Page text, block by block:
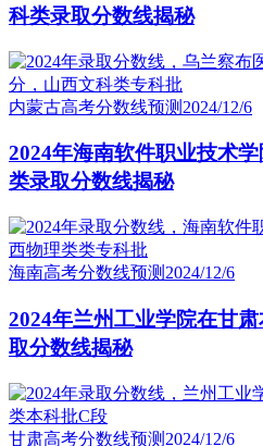
科类录取分数线揭秘
内蒙古高考分数线预测 2024/12/6
2024年海南软件职业技术
类录取分数线揭秘
海南高考分数线预测 2024/12/6
2024年兰州工业学院在甘
取分数线揭秘
甘肃高考分数线预测 2024/12/6